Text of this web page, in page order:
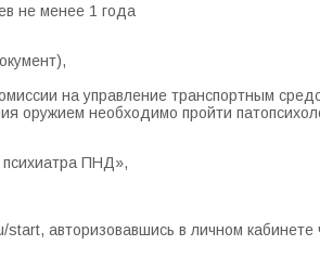
не менее 1 года
на управление транспортным
необходимо пройти
психиатра ПНД»,
авторизовавшись в личном кабинете